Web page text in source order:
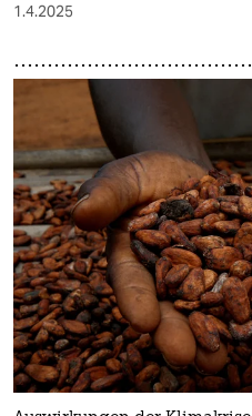
1.4.2025